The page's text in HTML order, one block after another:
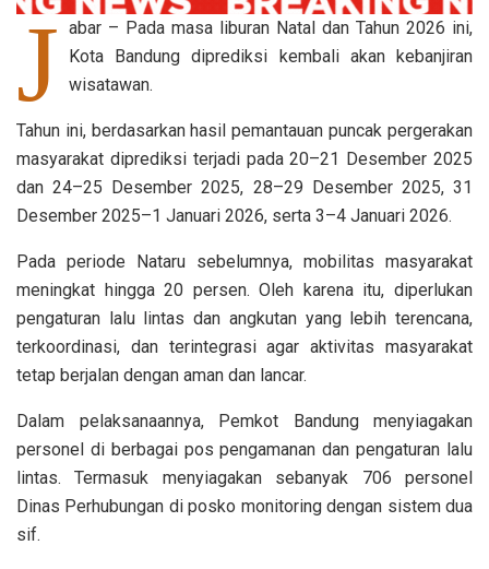
J abar – Pada masa liburan Natal dan Tahun 2026 ini,
Kota Bandung diprediksi kembali akan kebanjiran
wisatawan.
Tahun ini, berdasarkan hasil pemantauan puncak pergerakan
masyarakat diprediksi terjadi pada 20–21 Desember 2025
dan 24–25 Desember 2025, 28–29 Desember 2025, 31
Desember 2025–1 Januari 2026, serta 3–4 Januari 2026.
Pada periode Nataru sebelumnya, mobilitas masyarakat
meningkat hingga 20 persen. Oleh karena itu, diperlukan
pengaturan lalu lintas dan angkutan yang lebih terencana,
terkoordinasi, dan terintegrasi agar aktivitas masyarakat
tetap berjalan dengan aman dan lancar.
Dalam pelaksanaannya, Pemkot Bandung menyiagakan
personel di berbagai pos pengamanan dan pengaturan lalu
lintas. Termasuk menyiagakan sebanyak 706 personel
Dinas Perhubungan di posko monitoring dengan sistem dua
sif.